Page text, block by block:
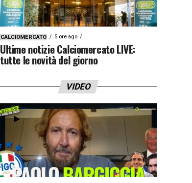
CALCIOMERCATO 5 ore ago
Ultime notizie Calciomercato LIVE:
tutte le novità del giorno
VIDEO